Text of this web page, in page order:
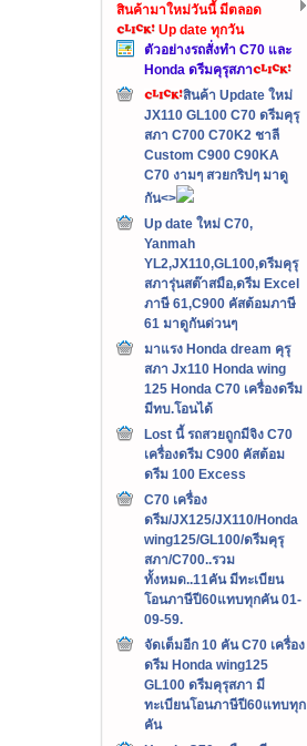
สินค้ามาใหม่วันนี้ มีตลอด
Up date ทุกวัน
ตัวอย่างรถสั่งทำ C70 และ
Honda ดรีมคุรุสภา
สินค้า Update ใหม่
JX110 GL100 C70 ดรีมคุรุ
สภา C700 C70K2 ชาลี
Custom C900 C90KA
C70 งามๆ สวยกริปๆ มาดู
กัน<>
Up date ใหม่ C70,
Yanmah
YL2,JX110,GL100,ดรีมคุรุ
สภารุ่นสต๊าสมือ,ดรีม Excel
ภาษี 61,C900 คัสต้อมภาษี
61 มาดูกันด่วนๆ
มาแรง Honda dream คุรุ
สภา Jx110 Honda wing
125 Honda C70 เครื่องดรีม
มีทบ.โอนได้
Lost นี้ รถสวยถูกมีจิง C70
เครื่องดรีม C900 คัสต้อม
ดรีม 100 Excess
C70 เครื่อง
ดรีม/JX125/JX110/Honda
wing125/GL100/ดรีมคุรุ
สภา/C700..รวม
ทั้งหมด..11คัน มีทะเบียน
โอนภาษีปี60แทบทุกคัน 01-
09-59.
จัดเต็มอีก 10 คัน C70 เครื่อง
ดรีม Honda wing125
GL100 ดรีมคุรุสภา มี
ทะเบียนโอนภาษีปี60แทบทุก
คัน